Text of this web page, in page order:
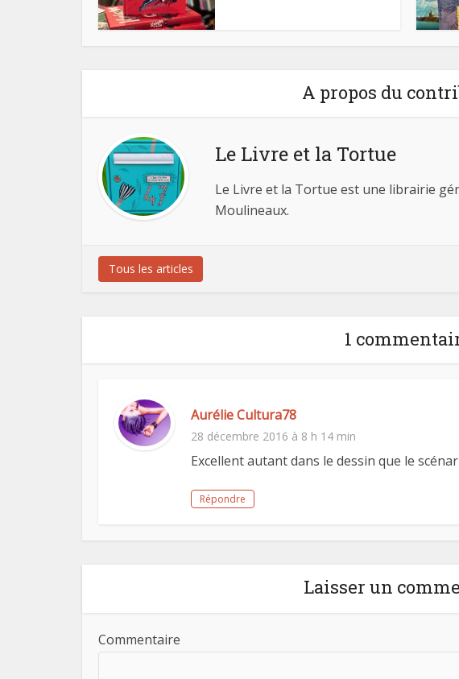
A propos du
Le Livre et la Tortue
Le Livre et la Tortue est une librairie
Moulineaux.
Tous les articles
1
Aurélie Cultura78
28 décembre 2016 à 8 h 14 min
Excellent autant dans le dessin que le
Répondre
Laisser un
Commentaire